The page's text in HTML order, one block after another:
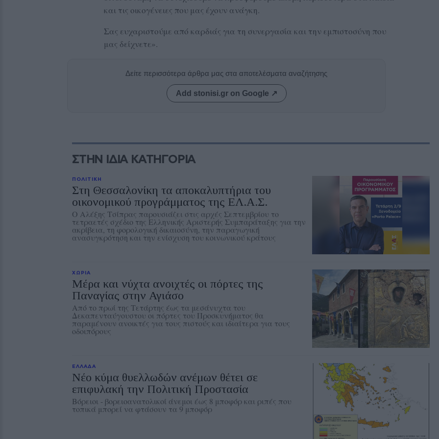
και τις οικογένειες που μας έχουν ανάγκη.
Σας ευχαριστούμε από καρδιάς για τη συνεργασία και την εμπιστοσύνη που
μας δείχνετε».
Δείτε περισσότερα άρθρα μας στα αποτελέσματα αναζήτησης
Add stonisi.gr on Google ↗
ΣΤΗΝ ΙΔΙΑ ΚΑΤΗΓΟΡΙΑ
ΠΟΛΙΤΙΚΗ
Στη Θεσσαλονίκη τα αποκαλυπτήρια του
οικονομικού προγράμματος της ΕΛ.Α.Σ.
Ο Αλέξης Τσίπρας παρουσιάζει στις αρχές Σεπτεμβρίου το
τετραετές σχέδιο της Ελληνικής Αριστερής Συμπαράταξης για την
ακρίβεια, τη φορολογική δικαιοσύνη, την παραγωγική
ανασυγκρότηση και την ενίσχυση του κοινωνικού κράτους
ΧΩΡΙΑ
Μέρα και νύχτα ανοιχτές οι πόρτες της
Παναγίας στην Αγιάσο
Από το πρωί της Τετάρτης έως τα μεσάνυχτα του
Δεκαπενταύγουστου οι πόρτες του Προσκυνήματος θα
παραμένουν ανοικτές για τους πιστούς και ιδιαίτερα για τους
οδοιπόρους
ΕΛΛΑΔΑ
Νέο κύμα θυελλωδών ανέμων θέτει σε
επιφυλακή την Πολιτική Προστασία
Βόρειοι - βορειοανατολικοί άνεμοι έως 8 μποφόρ και ριπές που
τοπικά μπορεί να φτάσουν τα 9 μποφόρ